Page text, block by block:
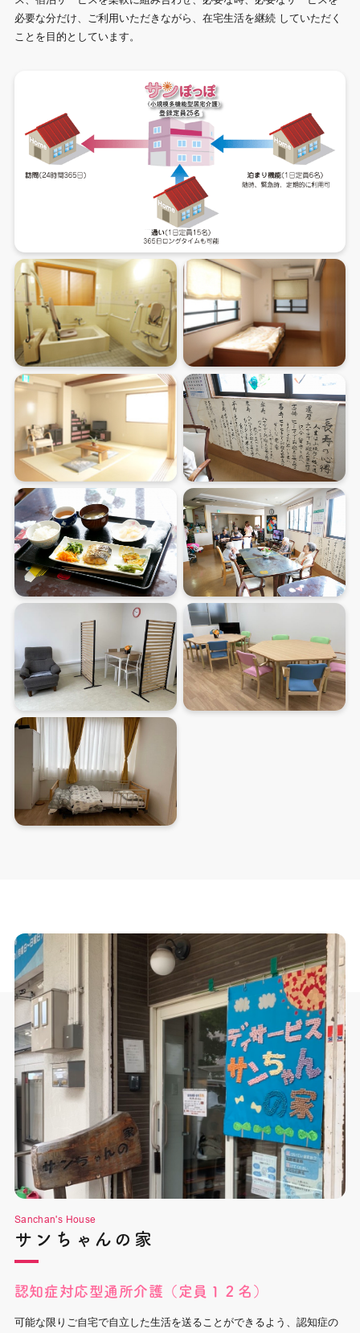
必要な分だけ、ご利用いただきながら、在宅生活を継続 していただく
ことを目的としています。
Sanchan's House
サンちゃんの家
認知症対応型通所介護（定員１２名）
可能な限りご自宅で自立した生活を送ることができるよう、認知症の